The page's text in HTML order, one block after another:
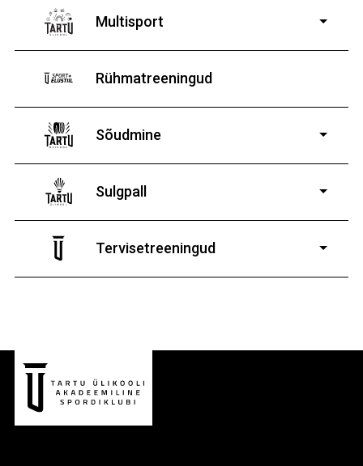
poistele ja tüdrukutele
Multisport
Rühmatreeningud
Sõudmine
poistele ja tüdrukutele
Sulgpall
poistele ja tüdrukutele
Tervisetreeningud